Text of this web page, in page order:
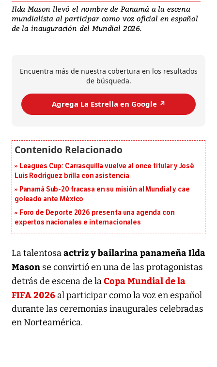
Ilda Mason llevó el nombre de Panamá a la escena
mundialista al participar como voz oficial en español
de la inauguración del Mundial 2026.
Encuentra más de nuestra cobertura en los resultados
de búsqueda.
Agrega La Estrella en Google ↗️
Leagues Cup: Carrasquilla vuelve al once titular y José
Luis Rodríguez brilla con asistencia
Panamá Sub-20 fracasa en su misión al Mundial y cae
goleado ante México
Foro de Deporte 2026 presenta una agenda con
expertos nacionales e internacionales
La talentosaactriz y bailarina panameña Ilda
Mason se convirtió en una de las protagonistas
detrás de escena de laCopa Mundial de la
FIFA 2026 al participar como la voz en español
durante las ceremonias inaugurales celebradas
en Norteamérica.